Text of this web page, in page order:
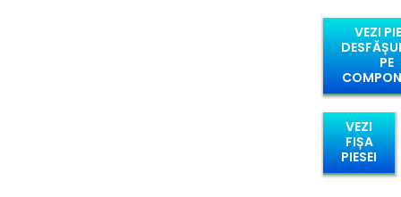
VEZI
PE
VEZI
FIȘA
PIESEI